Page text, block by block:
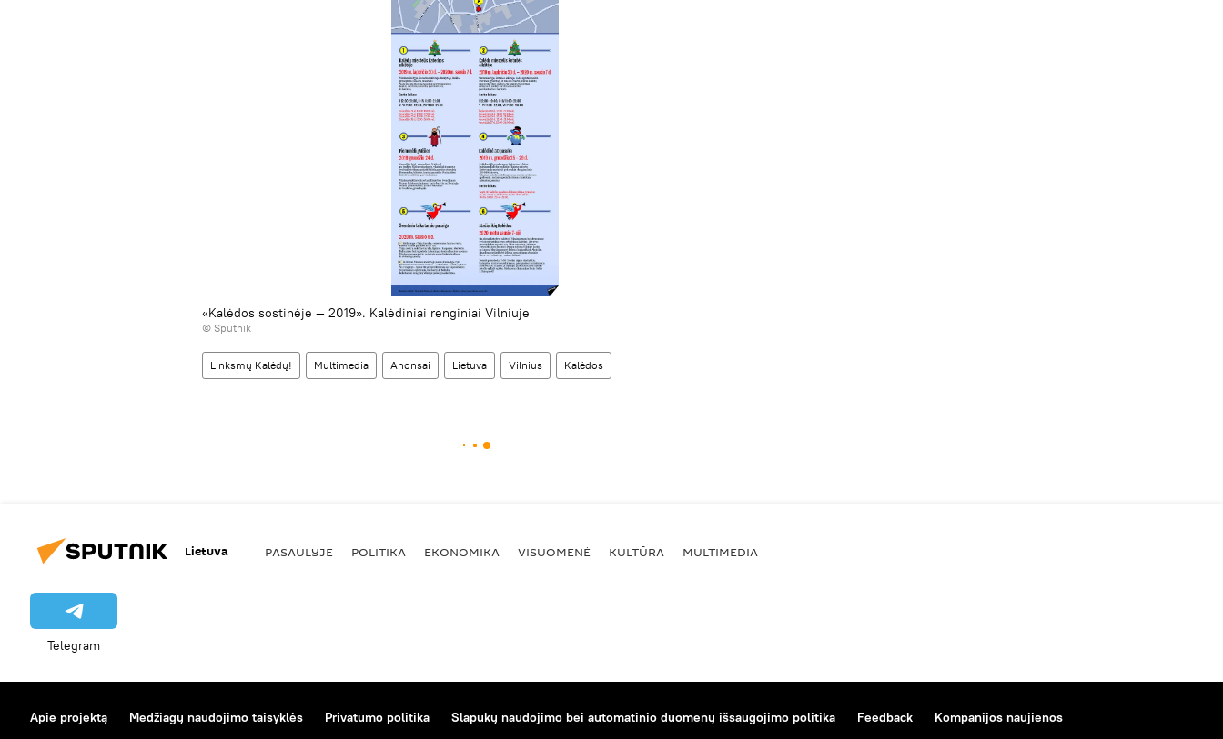
«Kalėdos sostinėje — 2019». Kalėdiniai renginiai Vilniuje
© Sputnik
Linksmų Kalėdų! Multimedia Anonsai Lietuva Vilnius Kalėdos
Lietuva PASAULYJE POLITIKA EKONOMIKA VISUOMENĖ KULTŪRA MULTIMEDIA
Telegram
Apie projektą Medžiagų naudojimo taisyklės Privatumo politika Slapukų naudojimo bei automatinio duomenų išsaugojimo politika Feedback Kompanijos naujienos